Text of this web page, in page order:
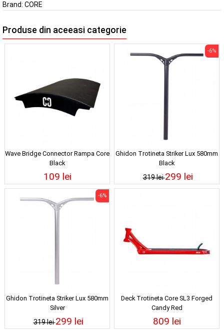
Brand: CORE
Produse din aceeasi categorie
Wave Bridge Connector Rampa Core
Black
109 lei
Ghidon Trotineta Striker Lux 580mm
Black
319 lei
-6%
299 lei
Ghidon Trotineta Striker Lux 580mm
Silver
319 lei
-6%
299 lei
Deck Trotineta Core SL3 Forged
Candy Red
809 lei